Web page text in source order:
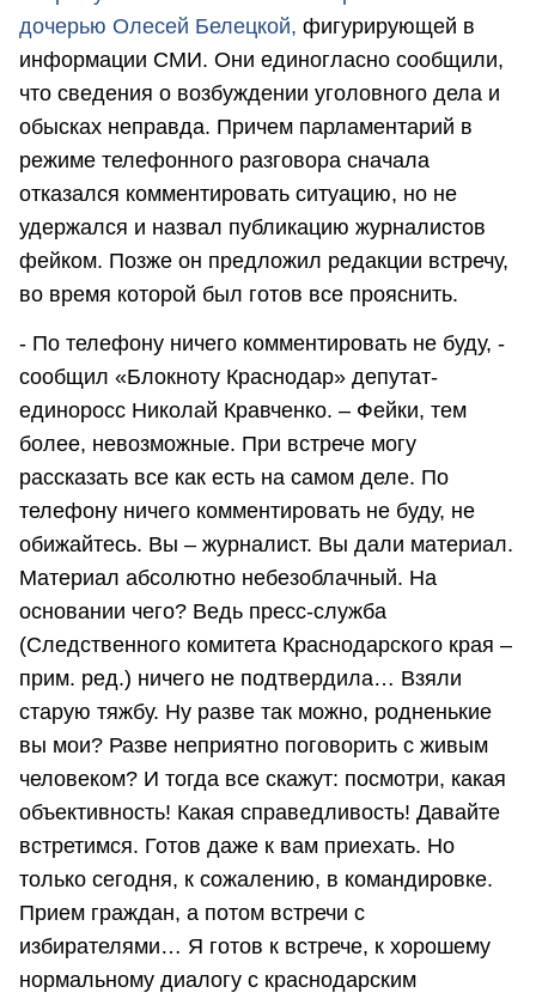
дочерью Олесей Белецкой, фигурирующей в
информации СМИ. Они единогласно сообщили,
что сведения о возбуждении уголовного дела и
обысках неправда. Причем парламентарий в
режиме телефонного разговора сначала
отказался комментировать ситуацию, но не
удержался и назвал публикацию журналистов
фейком. Позже он предложил редакции встречу,
во время которой был готов все прояснить.
- По телефону ничего комментировать не буду, -
сообщил «Блокноту Краснодар» депутат-
единоросс Николай Кравченко. – Фейки, тем
более, невозможные. При встрече могу
рассказать все как есть на самом деле. По
телефону ничего комментировать не буду, не
обижайтесь. Вы – журналист. Вы дали материал.
Материал абсолютно небезоблачный. На
основании чего? Ведь пресс-служба
(Следственного комитета Краснодарского края –
прим. ред.) ничего не подтвердила… Взяли
старую тяжбу. Ну разве так можно, родненькие
вы мои? Разве неприятно поговорить с живым
человеком? И тогда все скажут: посмотри, какая
объективность! Какая справедливость! Давайте
встретимся. Готов даже к вам приехать. Но
только сегодня, к сожалению, в командировке.
Прием граждан, а потом встречи с
избирателями… Я готов к встрече, к хорошему
нормальному диалогу с краснодарским